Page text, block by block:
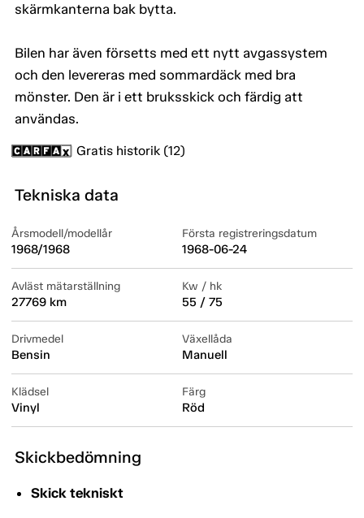
skärmkanterna bak bytta.
Bilen har även försetts med ett nytt avgassystem
och den levereras med sommardäck med bra
mönster. Den är i ett bruksskick och färdig att
användas.
Gratis historik (12)
Tekniska data
Årsmodell/modellår
1968/1968
Första registreringsdatum
1968-06-24
Avläst mätarställning
27769 km
Kw / hk
55 / 75
Drivmedel
Bensin
Växellåda
Manuell
Klädsel
Vinyl
Färg
Röd
Skickbedömning
Skick tekniskt